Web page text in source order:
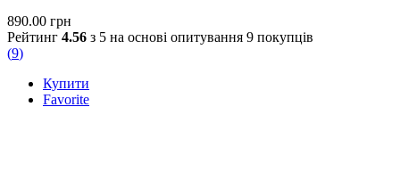
890.00 грн
Рейтинг 4.56 з 5 на основі опитування 9 покупців
(9)
Купити
Favorite